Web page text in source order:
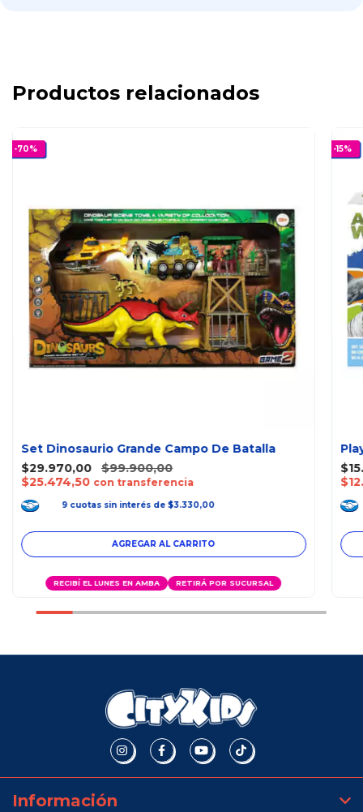
Productos relacionados
-70%
Set Dinosaurio Grande Campo De Batalla
$29.970,00
$99.900,00
$25.474,50 con transferencia
9 cuotas sin interés de $3.330,00
RECIBÍ EL LUNES EN AMBA RETIRÁ POR SUCURSAL
-15%
Información